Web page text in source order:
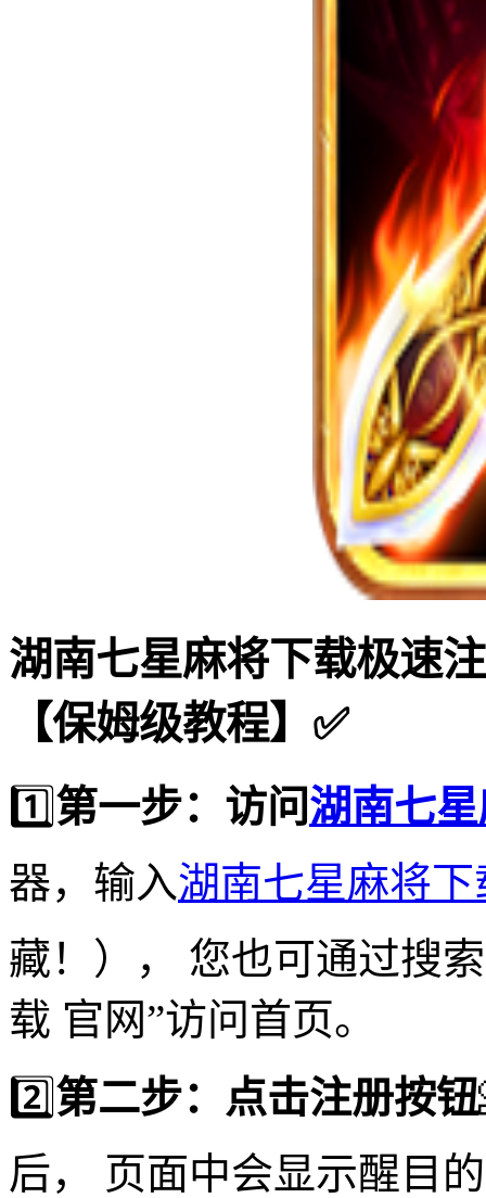
湖南七星麻将下载极速
【保姆级教程】✅
1️⃣第一步：访问湖南七
器，输入湖南七星麻将下
藏！）， 您也可通过搜
载 官网”访问首页。
2️⃣第二步：点击注册按钮
后， 页面中会显示醒目